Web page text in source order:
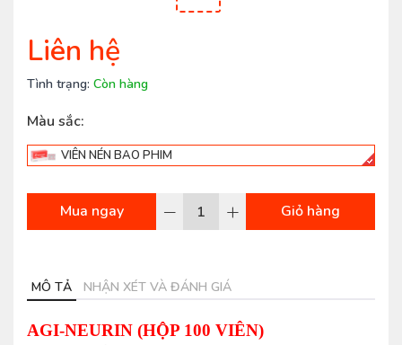
Liên hệ
Tình trạng: Còn hàng
Màu sắc:
VIÊN NÉN BAO PHIM
Mua ngay – + Giỏ hàng
MÔ TẢ NHẬN XÉT VÀ ĐÁNH GIÁ
AGI-NEURIN (HỘP 100 VIÊN)